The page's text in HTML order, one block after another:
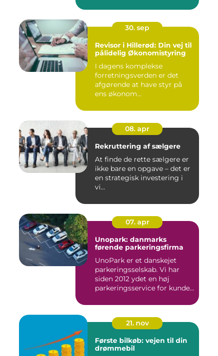
30. sep
Revisor i Hillerød: Din vej til
pålidelig Økonomistyring
I dagens komplekse
forretningsverden er det
afgørende at have styr på
ens økonom...
08. apr
Rekruttering af sælgere
At finde de rette sælgere er
ikke bare en opgave – det er
en strategisk investering i
vi...
07. apr
Unopark: danmarks
førende parkeringsfirma
UnoPark er et danskejet
parkeringsselskab. Vi har
siden 2012 ydet en høj
parkeringsservice for kunde...
21. nov
Første bilkøb: vejen til din
drømmebil